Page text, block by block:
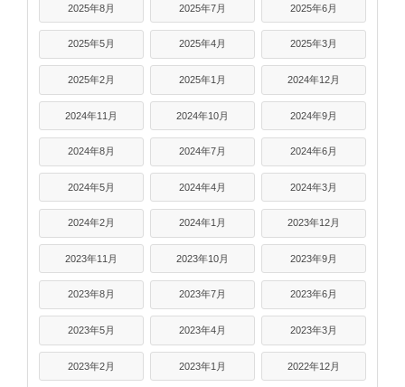
2025年8月 2025年7月 2025年6月
2025年5月 2025年4月 2025年3月
2025年2月 2025年1月 2024年12月
2024年11月 2024年10月 2024年9月
2024年8月 2024年7月 2024年6月
2024年5月 2024年4月 2024年3月
2024年2月 2024年1月 2023年12月
2023年11月 2023年10月 2023年9月
2023年8月 2023年7月 2023年6月
2023年5月 2023年4月 2023年3月
2023年2月 2023年1月 2022年12月